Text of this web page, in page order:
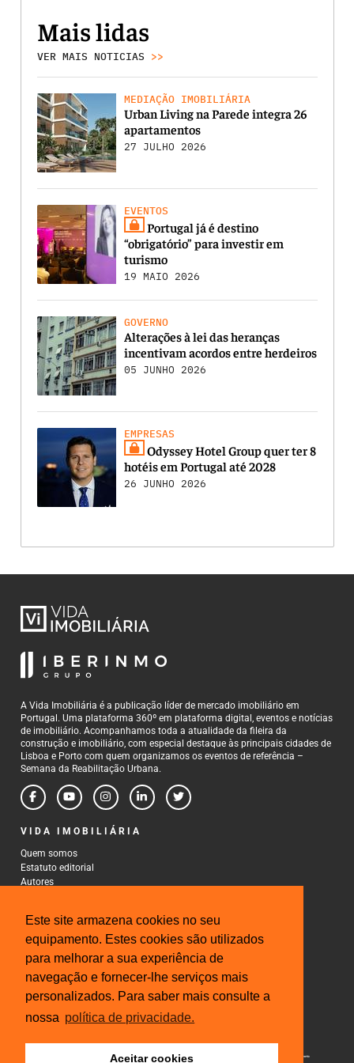
Este site armazena cookies no seu
equipamento. Estes cookies são utilizados
para melhorar a sua experiência de
navegação e fornecer-lhe serviços mais
personalizados. Para saber mais consulte a
nossa política de privacidade.
Aceitar cookies
Mais lidas
VER MAIS NOTICIAS >>
MEDIAÇÃO IMOBILIÁRIA
Urban Living na Parede integra 26
apartamentos
27 JULHO 2026
EVENTOS
Portugal já é destino
“obrigatório” para investir em
turismo
19 MAIO 2026
GOVERNO
Alterações à lei das heranças
incentivam acordos entre herdeiros
05 JUNHO 2026
EMPRESAS
Odyssey Hotel Group quer ter 8
hotéis em Portugal até 2028
26 JUNHO 2026
A Vida Imobiliária é a publicação líder de mercado imobiliário em
Portugal. Uma plataforma 360º em plataforma digital, eventos e notícias
de imobiliário. Acompanhamos toda a atualidade da fileira da
construção e imobiliário, com especial destaque às principais cidades de
Lisboa e Porto com quem organizamos os eventos de referência –
Semana da Reabilitação Urbana.
VIDA IMOBILIÁRIA
Quem somos
Estatuto editorial
Autores
CONTACTOS
Rua Gonçalo Cristovão, 185 - 6º
4000-269 Porto
Tel: 222 085 009
Fax: 222 085 010
Email: gestao@iberinmo.com